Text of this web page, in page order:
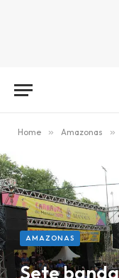
Home » Amazonas »
AMAZONAS
Sete